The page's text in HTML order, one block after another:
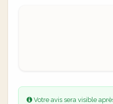
Votre avis sera visible